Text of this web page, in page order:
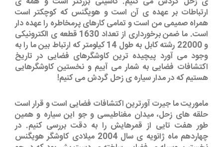
ارتباطات بر عهده ی آن است و هویگنس که کوچکتر است
همراه صمیمی من است و تمامی کارهای پرمخاطره را عهده دار
است. ما ضمن برخورداری از تعداد 1630 قطعه ی الکترونیکی
و 22000 رشته کابل به طول 14 کیلومتر که ارتباط بین ما را به
وجود می آورد پیچیده ترین کاوشگرهای فضایی در تاریخ
اکتشافات فضایی به شمار می آییم و نخستین کاوشگرهایی
هستیم که در مدار سیاره ی زحل گردش می کنیم!
ماموریت ما جیرت آورترین اکتشافات فضایی است و قرار است
حلقه های زحل، میدان مغناطیسی و جو این سیاره و همین
طور هفت تایی از قمرهایش را به دقت بررسی کنیم. در
چهاردهم ماه ژانویه ی سال 2004 میلادی کاوشگر هویگنس